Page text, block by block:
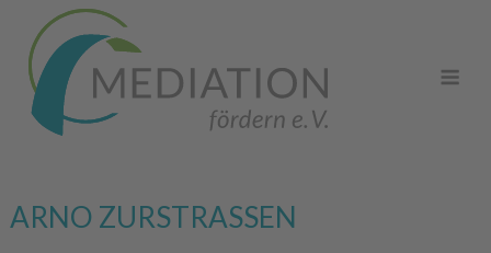
content
ARNO ZURSTRASSEN